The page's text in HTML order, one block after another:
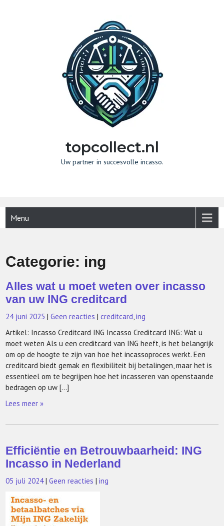
topcollect.nl
Uw partner in succesvolle incasso.
Menu
Categorie: ing
Alles wat u moet weten over incasso
van uw ING creditcard
24 juni 2025 |Geen reacties |creditcard,ing
Artikel: Incasso Creditcard ING Incasso Creditcard ING: Wat u
moet weten Als u een creditcard van ING heeft, is het belangrijk
om op de hoogte te zijn van hoe het incassoproces werkt. Een
creditcard biedt gemak en flexibiliteit bij betalingen, maar het is
essentieel om te begrijpen hoe het incasseren van openstaande
bedragen op uw […]
Lees meer »
Efficiëntie en Betrouwbaarheid: ING
Incasso in Nederland
05 juli 2024 |Geen reacties |ing